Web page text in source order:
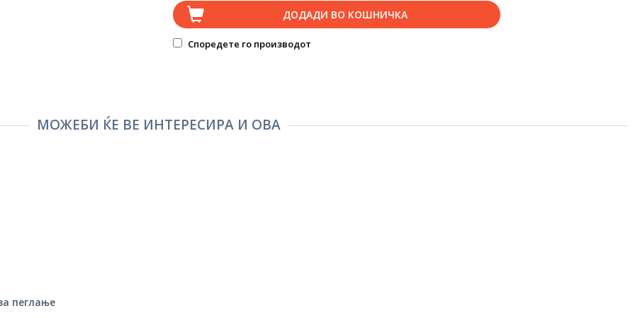
ДОДАДИ ВО КОШНИЧКА
Споредете го производот
МОЖЕБИ ЌЕ ВЕ ИНТЕРЕСИРА И ОВА
пеглање